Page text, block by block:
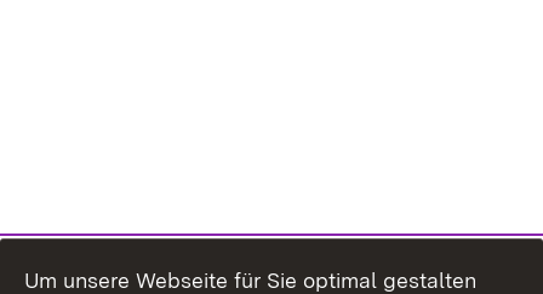
Um unsere Webseite für Sie optimal gestalten